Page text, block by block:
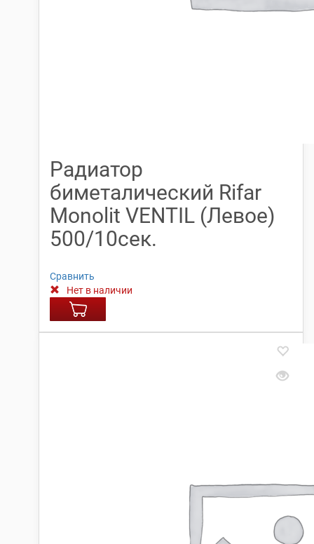
Радиатор
биметалический Rifar
Monolit VENTIL (Левое)
500/10сек.
Сравнить
Нет в наличии